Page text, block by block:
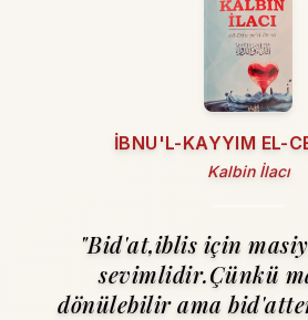
İBNU'L-KAYYIM EL-
Kalbin İlacı
"Bid'at,iblis için
sevimlidir.Çünkü
dönülebilir ama